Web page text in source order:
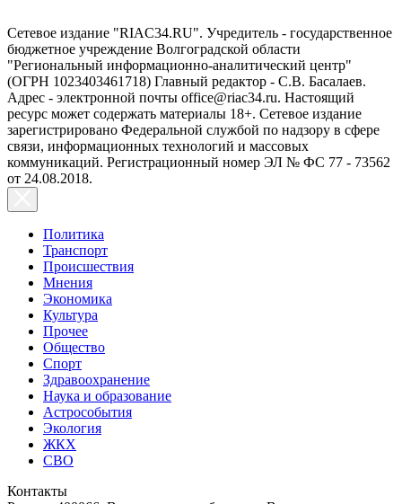
Сетевое издание "RIAC34.RU". Учредитель - государственное
бюджетное учреждение Волгоградской области
"Региональный информационно-аналитический центр"
(ОГРН 1023403461718) Главный редактор - С.В. Басалаев.
Адрес - электронной почты office@riac34.ru. Настоящий
ресурс может содержать материалы 18+. Сетевое издание
зарегистрировано Федеральной службой по надзору в сфере
связи, информационных технологий и массовых
коммуникаций. Регистрационный номер ЭЛ № ФС 77 - 73562
от 24.08.2018.
Политика
Транспорт
Происшествия
Мнения
Экономика
Культура
Прочее
Общество
Спорт
Здравоохранение
Наука и образование
Астрособытия
Экология
ЖКХ
СВО
Контакты